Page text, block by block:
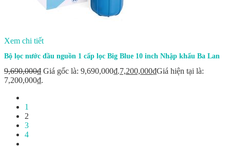
Xem chi tiết
Bộ lọc nước đầu nguồn 1 cấp lọc Big Blue 10 inch Nhập khẩu Ba Lan
9,690,000₫ Giá gốc là: 9,690,000₫.7,200,000₫Giá hiện tại là:
7,200,000₫.
1
2
3
4